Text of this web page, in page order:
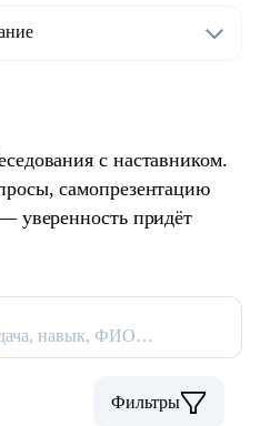
с наставником.
самопрезентацию
уверенность придёт
навык, ФИО…
Фильтры